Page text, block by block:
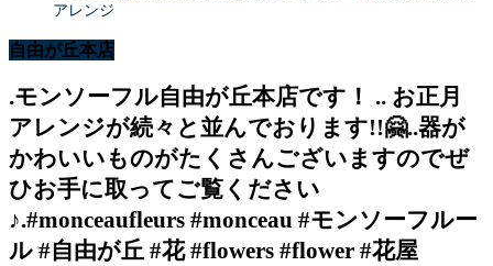
アレンジ
自由が丘本店
.モンソーフル自由が丘本店です！ .. お正月
アレンジが続々と並んでおります!!🤗..器が
かわいいものがたくさんございますのでぜ
ひお手に取ってご覧ください️
♪.#monceaufleurs #monceau #モンソーフルー
ル #自由が丘 #花 #flowers #flower #花屋